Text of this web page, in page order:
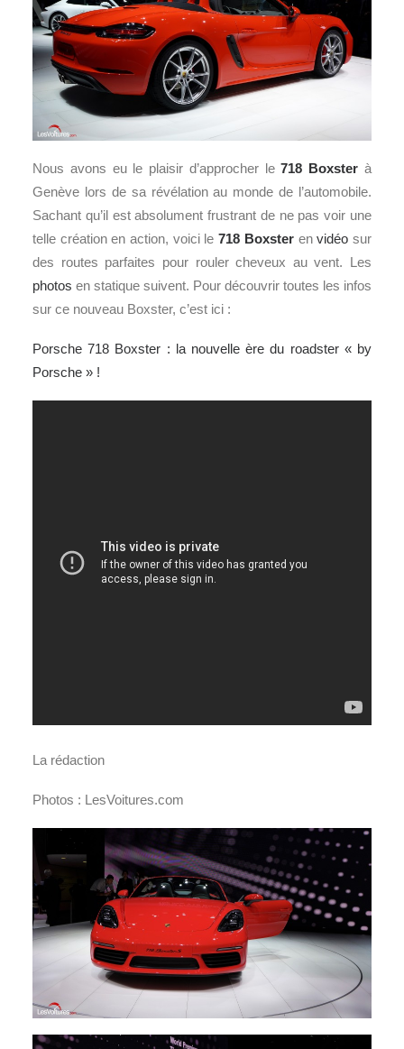
Nous avons eu le plaisir d’approcher le718 Boxster à
Genève lors de sa révélation au monde de l’automobile.
Sachant qu’il est absolument frustrant de ne pas voir une
telle création en action, voici le718 Boxsterenvidéo sur
des routes parfaites pour rouler cheveux au vent. Les
photos en statique suivent. Pour découvrir toutes les infos
sur ce nouveau Boxster, c’est ici :
Porsche 718 Boxster : la nouvelle ère du roadster « by
Porsche » !
La rédaction
Photos : LesVoitures.com